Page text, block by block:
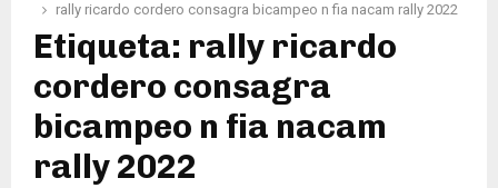
rally ricardo cordero consagra bicampeo n fia nacam rally 2022
Etiqueta: rally ricardo
cordero consagra
bicampeo n fia nacam
rally 2022